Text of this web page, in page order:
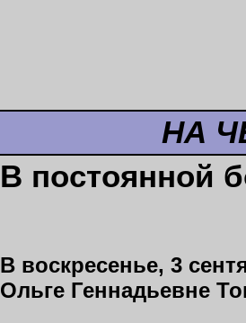
НА
В постоянной
В воскресенье, 3
Ольге Геннадьевне